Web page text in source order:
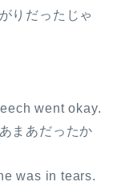
りだったじゃ
went okay.
まあだったか
was in tears.